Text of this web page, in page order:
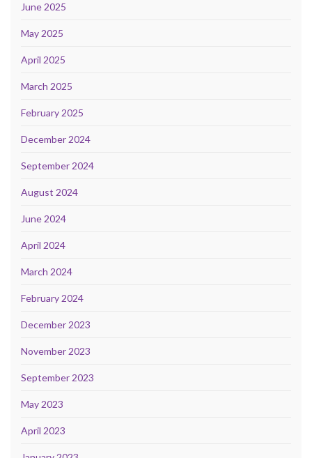
June 2025
May 2025
April 2025
March 2025
February 2025
December 2024
September 2024
August 2024
June 2024
April 2024
March 2024
February 2024
December 2023
November 2023
September 2023
May 2023
April 2023